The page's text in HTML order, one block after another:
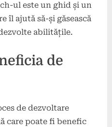
ul este un ghid și un
îl ajută să-și găsească
abilitățile.
de
de dezvoltare
care poate fi benefic